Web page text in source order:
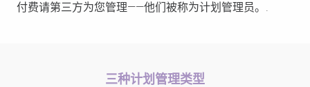
付费请第三方为您管理——他们被称为计划管理员。.
三种计划管理类型